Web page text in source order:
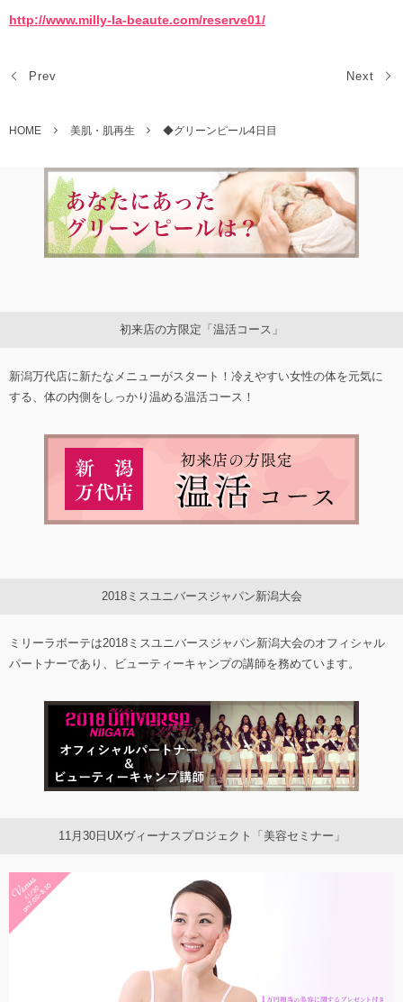
http://www.milly-la-beaute.com/reserve01/
Prev Next
HOME 美肌・肌再生 ◆グリーンピール4日目
初来店の方限定「温活コース」
新潟万代店に新たなメニューがスタート！冷えやすい女性の体を元気に
する、体の内側をしっかり温める温活コース！
2018ミスユニバースジャパン新潟大会
ミリーラボーテは2018ミスユニバースジャパン新潟大会のオフィシャル
パートナーであり、ビューティーキャンプの講師を務めています。
11月30日UXヴィーナスプロジェクト「美容セミナー」